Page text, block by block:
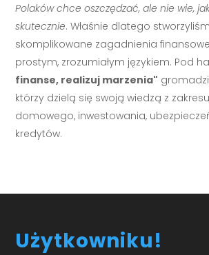
Polaków chce oszczędzać, ale nie wie,
skutecznie. Właśnie dlatego
skomplikowane zagadnienia
prostym, zrozumiałym językiem. Pod
finanse, realizuj marzenia"
którzy dzielą się swoją wiedzą z
domowego, inwestowania,
kredytów.
Użytkowniku!